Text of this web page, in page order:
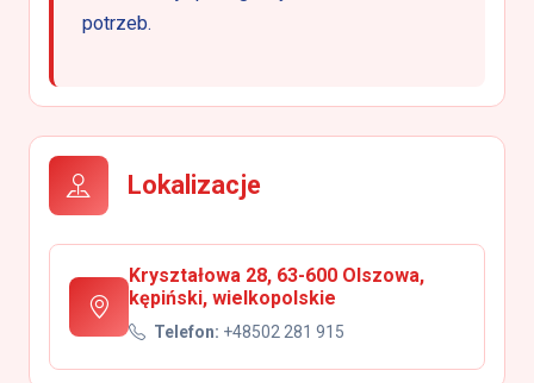
potrzeb.
Lokalizacje
Kryształowa 28, 63-600 Olszowa,
kępiński, wielkopolskie
Telefon: +48502 281 915